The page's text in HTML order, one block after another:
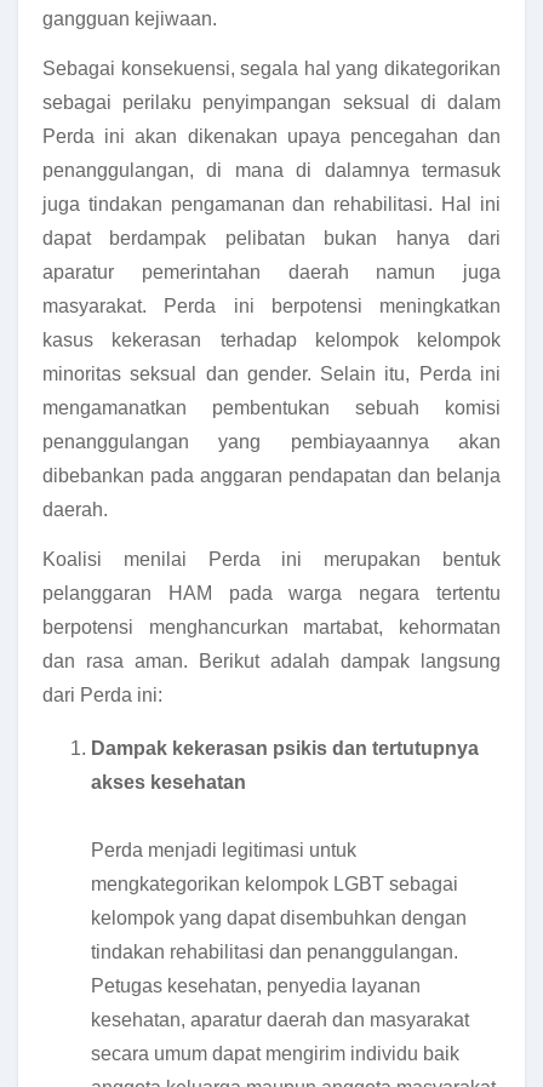
gangguan kejiwaan.
Sebagai konsekuensi, segala hal yang dikategorikan
sebagai perilaku penyimpangan seksual di dalam
Perda ini akan dikenakan upaya pencegahan dan
penanggulangan, di mana di dalamnya termasuk
juga tindakan pengamanan dan rehabilitasi. Hal ini
dapat berdampak pelibatan bukan hanya dari
aparatur pemerintahan daerah namun juga
masyarakat. Perda ini berpotensi meningkatkan
kasus kekerasan terhadap kelompok kelompok
minoritas seksual dan gender. Selain itu, Perda ini
mengamanatkan pembentukan sebuah komisi
penanggulangan yang pembiayaannya akan
dibebankan pada anggaran pendapatan dan belanja
daerah.
Koalisi menilai Perda ini merupakan bentuk
pelanggaran HAM pada warga negara tertentu
berpotensi menghancurkan martabat, kehormatan
dan rasa aman. Berikut adalah dampak langsung
dari Perda ini:
Dampak kekerasan psikis dan tertutupnya
akses kesehatan
Perda menjadi legitimasi untuk
mengkategorikan kelompok LGBT sebagai
kelompok yang dapat disembuhkan dengan
tindakan rehabilitasi dan penanggulangan.
Petugas kesehatan, penyedia layanan
kesehatan, aparatur daerah dan masyarakat
secara umum dapat mengirim individu baik